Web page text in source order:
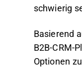
schwierig
Basierend
B2B-CRM-
Optionen